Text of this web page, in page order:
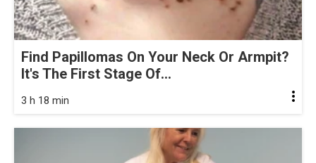
Find Papillomas On Your Neck Or Armpit?
It's The First Stage Of...
3 h 18 min